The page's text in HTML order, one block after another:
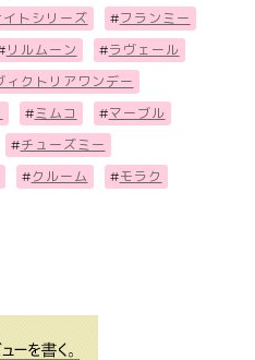
イトシリーズ #フランミー
リルムーン #ラヴェール
ィクトリアワンデー
#ミムコ #マーブル
#チューズミー
#クルーム #モラク